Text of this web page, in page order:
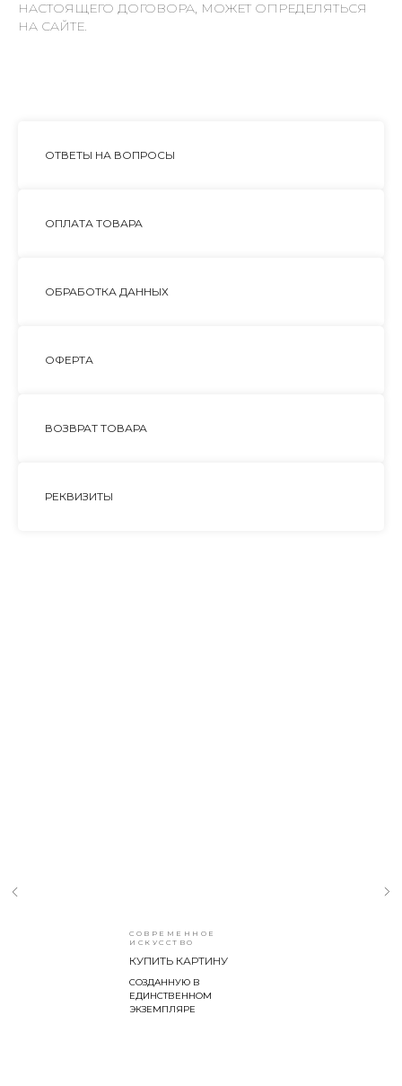
НАСТОЯЩЕГО ДОГОВОРА, МОЖЕТ ОПРЕДЕЛЯТЬСЯ
НА САЙТЕ.
ОТВЕТЫ НА ВОПРОСЫ
ОПЛАТА ТОВАРА
ОБРАБОТКА ДАННЫХ
ОФЕРТА
ВОЗВРАТ ТОВАРА
РЕКВИЗИТЫ
СОВРЕМЕННОЕ
ИСКУССТВО
КУПИТЬ КАРТИНУ
СОЗДАННУЮ В
ЕДИНСТВЕННОМ
ЭКЗЕМПЛЯРЕ